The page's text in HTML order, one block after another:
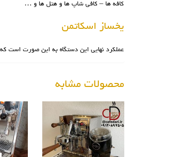
کافه ها – کافی شاپ ها و هتل ها و …
یخساز اسکاتمن
عملکرد نهایی این دستگاه به این صورت است
محصولات مشابه